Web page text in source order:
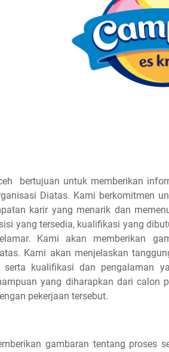
bertujuan untuk memberikan
Diatas. Kami berkomitmen
karir yang menarik dan
yang tersedia, kualifikasi yang
Kami akan memberikan
Kami akan menjelaskan
serta kualifikasi dan pengalaman
yang diharapkan dari calon
pekerjaan tersebut.
gambaran tentang proses